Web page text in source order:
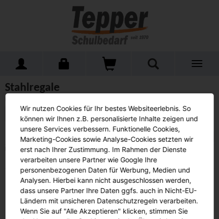
Toggle
Home Schulmöbel Stahlregale
Stahlregale
Alle Produkte anzeigen
Sortieren nach: Beschreibung
Leider keine Artikel gefunden.
Tepper-Schulbedarf
Datenschutz
AGB
Wir nutzen Cookies für Ihr bestes Websiteerlebnis. So
können wir Ihnen z.B. personalisierte Inhalte zeigen und
unsere Services verbessern. Funktionelle Cookies,
Marketing-Cookies sowie Analyse-Cookies setzten wir
erst nach Ihrer Zustimmung. Im Rahmen der Dienste
verarbeiten unsere Partner wie Google Ihre
personenbezogenen Daten für Werbung, Medien und
Analysen. Hierbei kann nicht ausgeschlossen werden,
dass unsere Partner Ihre Daten ggfs. auch in Nicht-EU-
Ländern mit unsicheren Datenschutzregeln verarbeiten.
Wenn Sie auf "Alle Akzeptieren" klicken, stimmen Sie